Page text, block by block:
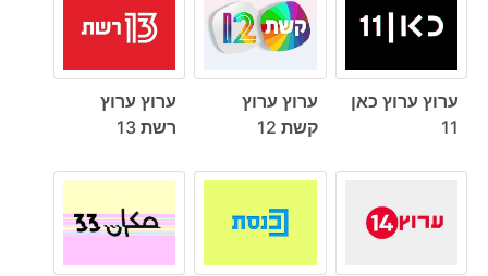
ערוץ ערוץ כאן
11
ערוץ ערוץ
קשת 12
ערוץ ערוץ
רשת 13